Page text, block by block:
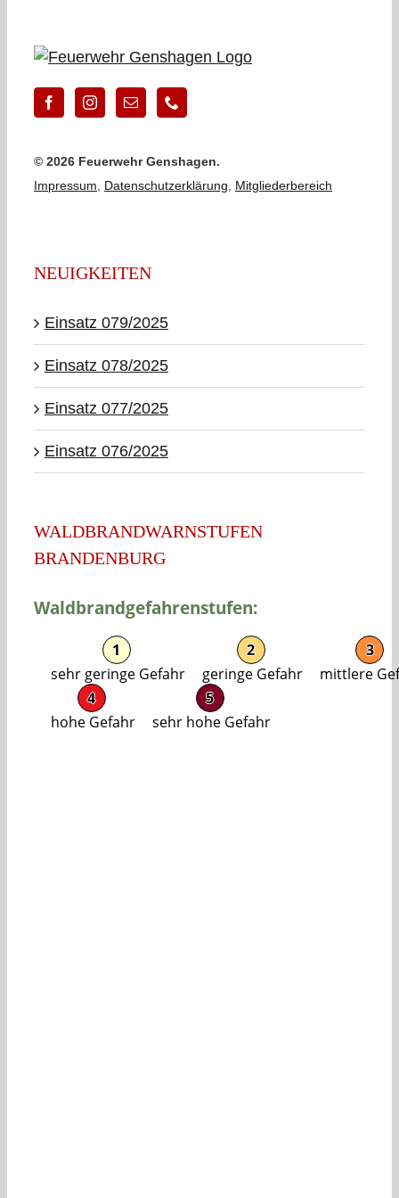
© 2026 Feuerwehr Genshagen.
Impressum
Datenschutzerklärung Mitgliederbereich
NEUIGKEITEN
Einsatz 079/2025
Einsatz 078/2025
Einsatz 077/2025
Einsatz 076/2025
WALDBRANDWARNSTUFEN
BRANDENBURG